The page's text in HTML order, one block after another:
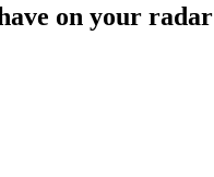
on your radar